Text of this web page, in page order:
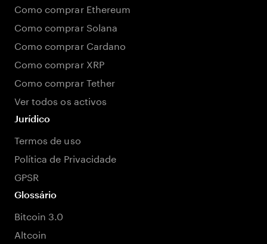
Como comprar Ethereum
Como comprar Solana
Como comprar Cardano
Como comprar XRP
Como comprar Tether
Ver todos os activos
Jurídico
Termos de uso
Política de Privacidade
GPSR
Glossário
Bitcoin 3.0
Altcoin